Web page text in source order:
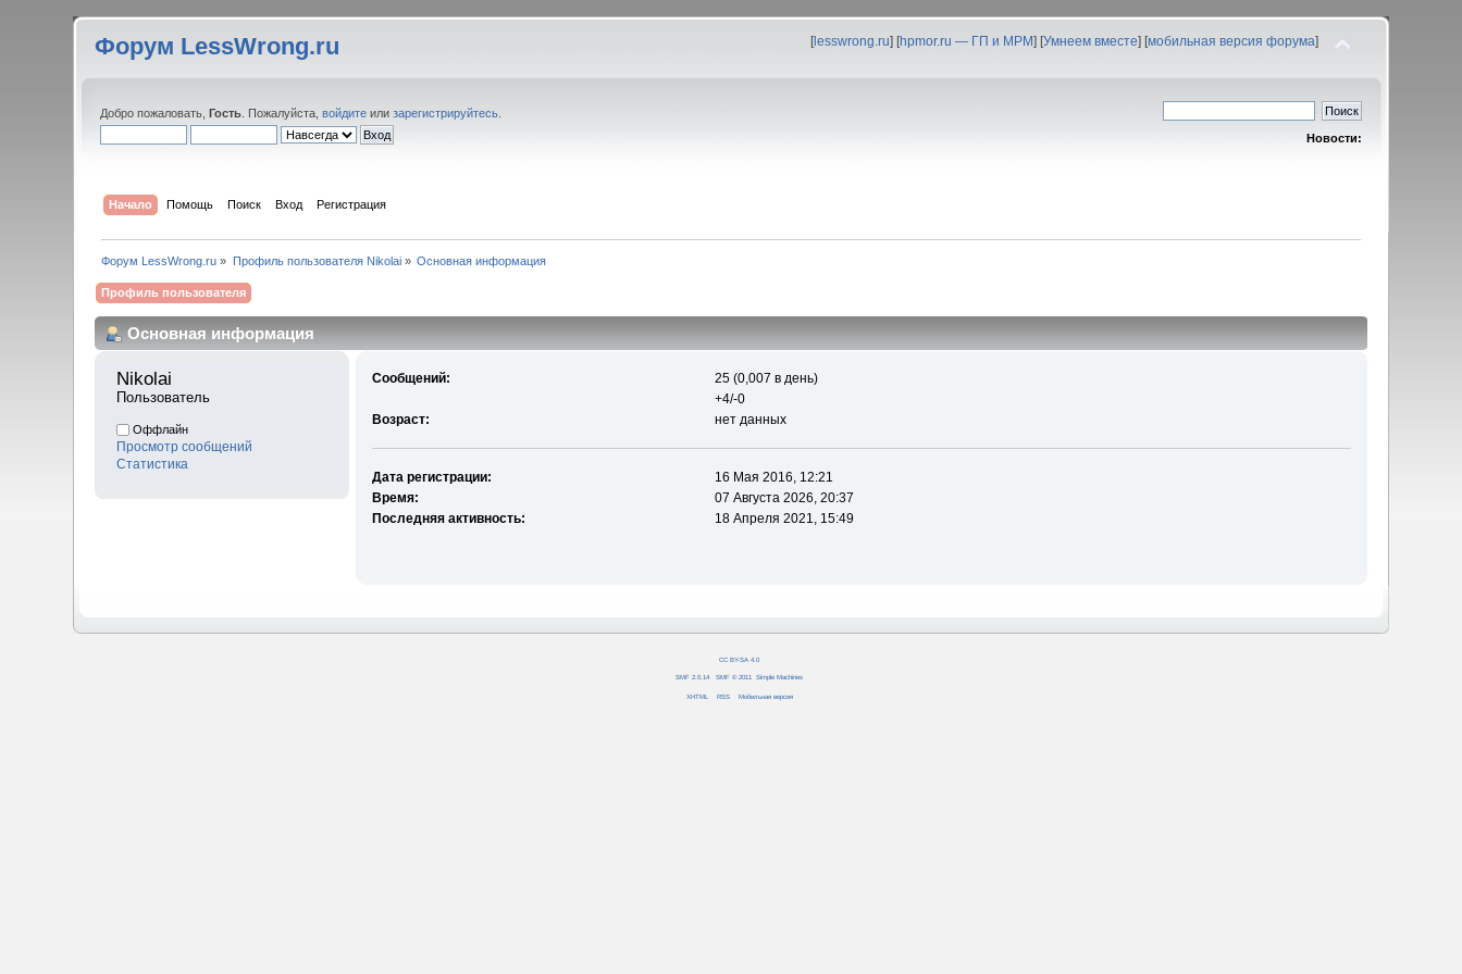
Форум LessWrong.ru [lesswrong.ru] [hpmor.ru — ГП и МРМ] [Умнеем вместе] [мобильная версия форума]
Добро пожаловать,Гость . Пожалуйста,войдите илизарегистрируйтесь
Новости:
Начало Помощь Поиск Вход Регистрация
Форум LessWrong.ru » Профиль пользователя Nikolai» Основная информация
Профиль пользователя
Основная информация
Nikolai
Пользователь
Оффлайн
Просмотр сообщений
Статистика
Сообщений:
25 (0,007 в день)
+4/-0
Возраст:
нет данных
Дата регистрации:
16 Мая 2016, 12:21
Время:
07 Августа 2026, 20:37
Последняя активность:
18 Апреля 2021, 15:49
CC BY-SA 4.0
SMF 2.0.14 SMF © 2011 Simple Machines
XHTML RSS Мобильная версия